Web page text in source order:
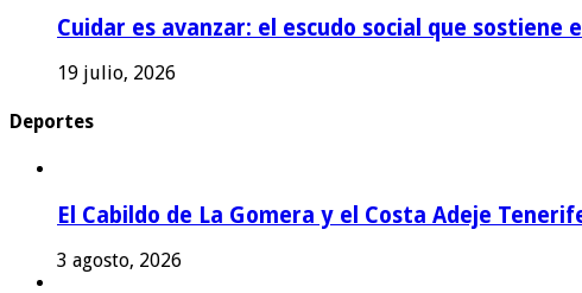
Cuidar es avanzar: el escudo social que sostiene
19 julio, 2026
Deportes
El Cabildo de La Gomera y el Costa Adeje
3 agosto, 2026